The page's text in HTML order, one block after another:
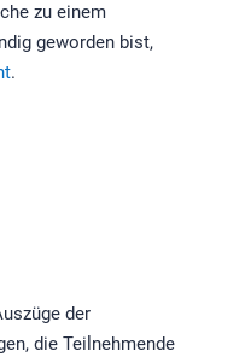
zu einem
geworden bist,
.
der
die Teilnehmende